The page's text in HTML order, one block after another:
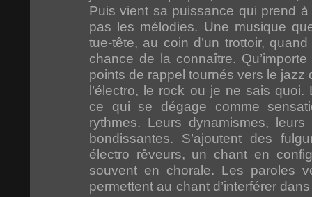
Puis vient sa puissance qui prend
pas les mélodies. Une musique
tue-tête, au coin d’un trottoir,
chance de la connaître.
points de rappel tournés vers le jazz
l’électro, le rock ou je ne sais quoi.
ce qui se dégage comme
rythmes. Leurs dynamismes,
bondissantes. S’ajoutent des
électro rêveurs, un chant en
souvent en chorale. Les paroles
permettent au chant d’interférer